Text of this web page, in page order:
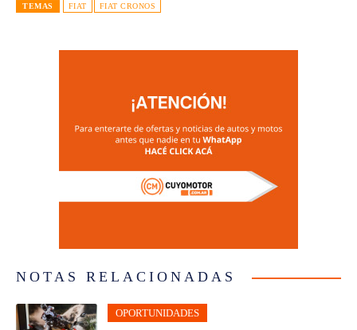
TEMAS FIAT FIAT CRONOS
NOTAS RELACIONADAS
OPORTUNIDADES